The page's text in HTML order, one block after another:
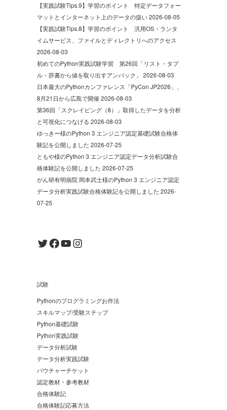
【実践試験Tips.9】学習のポイント 特定データフォー
マットとインターネット上のデータの扱い2026-08-05
【実践試験Tips.8】学習のポイント 汎用OS・ランタ
イムサービス、ファイルとディレクトリへのアクセス
2026-08-03
初めてのPython実践試験学習 第26回「リスト・タプ
ル・辞書から値を取り出すアンパック」 2026-08-03
日本最大のPythonカンファレンス「PyCon JP2026」、
8月21日から広島で開催2026-08-03
第36回「スクレイピング（8）」取得したデータを分析
と可視化につなげる 2026-08-03
ゆっきー様のPython 3 エンジニア認定基礎試験合格体
験記を公開しました 2026-07-25
ともや様のPython 3 エンジニア認定データ分析試験合
格体験記を公開しました 2026-07-25
がん研有明病院 岡本武士様のPython 3 エンジニア認定
データ分析実践試験合格体験記を公開しました 2026-
07-25
Twitter
Facebook
YouTube
Instagram
試験
Pythonのプログラミングお作法
スキルマップ/受験ステップ
Python基礎試験
Python実践試験
データ分析試験
データ分析実践試験
バウチャーチケット
認定教材・参考教材
合格体験記
合格体験記応募方法